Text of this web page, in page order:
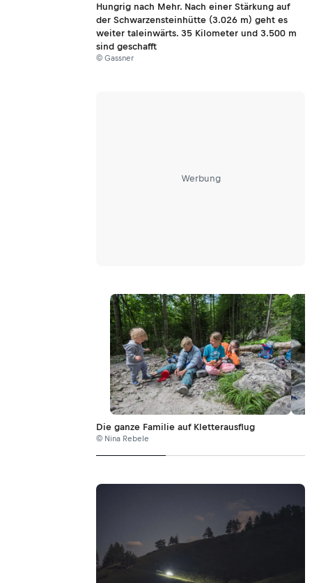
Hungrig nach Mehr. Nach einer Stärkung auf
der Schwarzensteinhütte (3.026 m) geht es
weiter taleinwärts. 35 Kilometer und 3.500 m
sind geschafft
© Gassner
Werbung
Die ganze Familie auf Kletterausflug
© Nina Rebele